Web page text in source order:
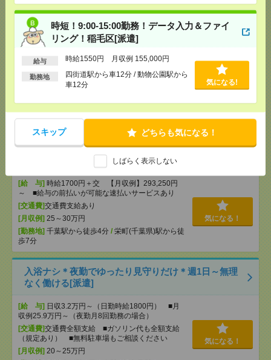
時短！9:00-15:00勤務！データ入力＆ファイ
リング！稲毛区[派遣]
給与 時給1550円 月収例 155,000円
勤務地
四街道駅から車12分 / 動物公園駅から
車12分
気になる!
スキップ どちらも気になる！
しばらく表示しない
分
基本17時40分まで＊未経験スタートOK＊データ入力
など[派遣]
時給1500円＋交 【月収例】237,500円
～ ■給与の前払いが可能な速払いサービスあり
[月収例]20～25万円
若葉駅からバス15分
＜高時給1700円＞人気の事務＊駅近でアクセス良好
[給 与] 時給1700円＋交 【月収例】293,250円
～ ■給与の前払いが可能な速払いサービスあり
[交通費]交通費支給あり
[月収例] 25～30万円
[勤務地] 千葉駅から徒歩4分 / 栄町(千葉県)駅から徒
歩7分
気になる！
入浴ナシ＊夜勤でゆったり見守りだけ＊週1日～無理
なく働ける[派遣]
[給 与] 日収3.2万円～（日勤時給1800円） ■月
収例25.9万円～（夜勤月8回勤務の場合）
[交通費]交通費全額支給 ■ガソリン代も全額支給
（規定あり） ■無料駐車場もご相談ください
[月収例] 20～25万円
気になる！